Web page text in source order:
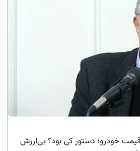
افزایش ۸۰ درصدی قیمت خودرو؛ دستور کی بود؟ بی‌ارزش